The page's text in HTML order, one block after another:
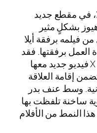
في مقطع جديد
بشكلٍ مثير
فيلمه برفقة أيلا
العمل برفقتها. فقد
شارك عبر حسابه على منصة X فيديو جديد معها
إقامة العلاقة
لمدة تزيد عن 1:30 ثانية. وسط عنف بدر
ساخنة تلفظت بها
هذا النمط من الأفلام